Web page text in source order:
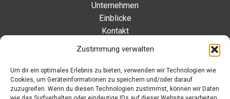
Zustimmung verwalten
Um dir ein optimales Erlebnis zu bieten, verwenden wir Technologien wie
Cookies, um Geräteinformationen zu speichern und/oder darauf
zuzugreifen. Wenn du diesen Technologien zustimmst, können wir Daten
Unternehmen
Einblicke
Kontakt
Eleonorenstraße 20 | 30449 Hannover Deutschland